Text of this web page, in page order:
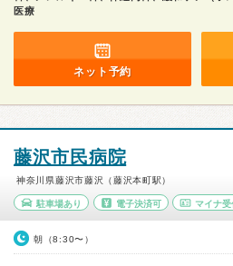
医療
ネット予約
藤沢市民病院
神奈川県藤沢市藤沢（藤沢本町駅）
駐車場あり 電子決済可 マイナ受
朝（8:30〜）